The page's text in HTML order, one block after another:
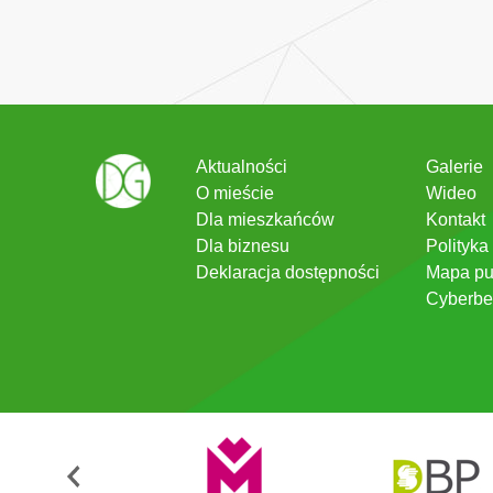
Aktualności
O mieście
Dla mieszkańców
Dla biznesu
Deklaracja dostępności
Galerie
Wideo
Kontakt
Mapa